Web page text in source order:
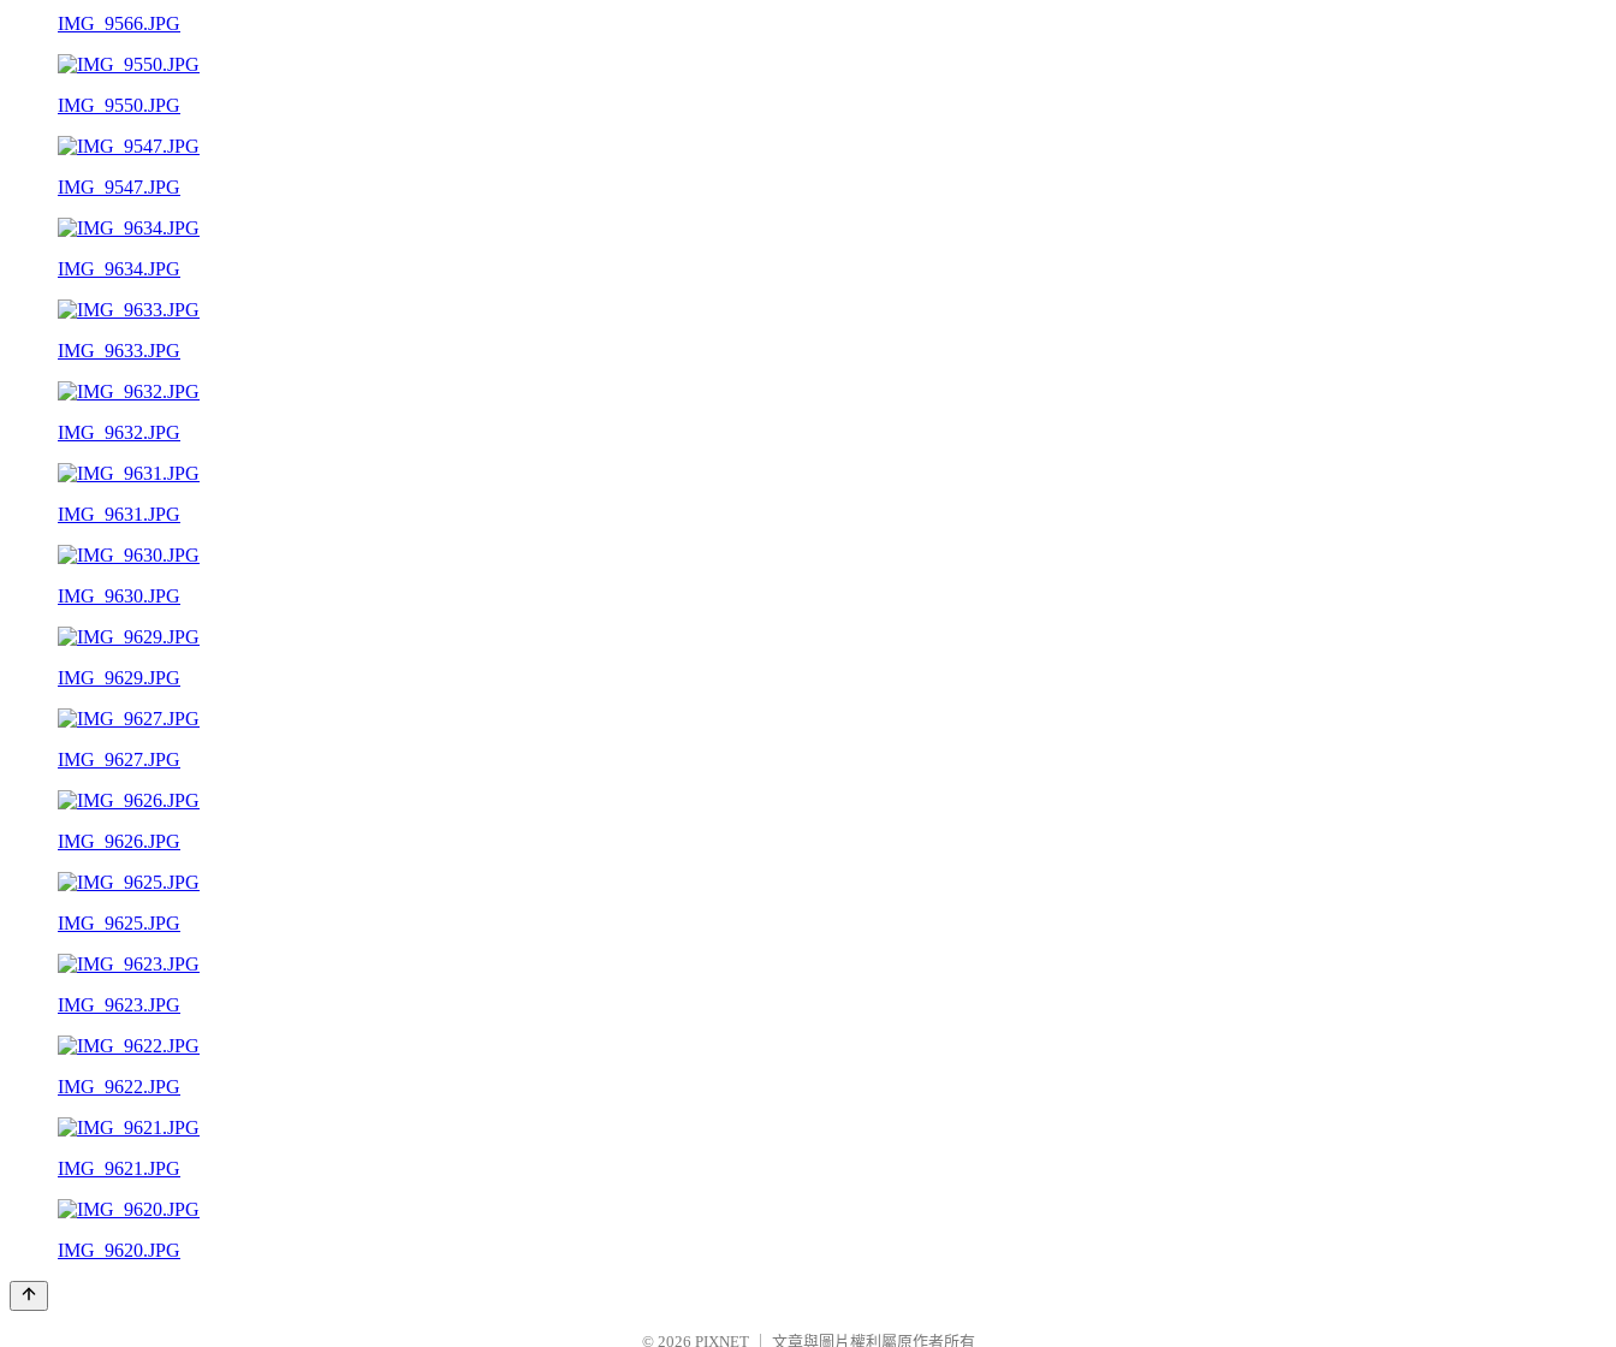
IMG_9566.JPG
IMG_9550.JPG
IMG_9547.JPG
IMG_9634.JPG
IMG_9633.JPG
IMG_9632.JPG
IMG_9631.JPG
IMG_9630.JPG
IMG_9629.JPG
IMG_9627.JPG
IMG_9626.JPG
IMG_9625.JPG
IMG_9623.JPG
IMG_9622.JPG
IMG_9621.JPG
IMG_9620.JPG
© 2026 PIXNET 文章與圖片權利屬原作者所有